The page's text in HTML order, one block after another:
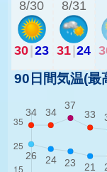
8/30
30|23
8/31
31|24
90日間気温(最